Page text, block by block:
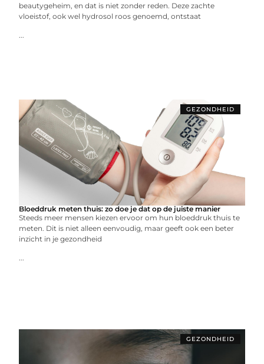
beautygeheim, en dat is niet zonder reden. Deze zachte
vloeistof, ook wel hydrosol roos genoemd, ontstaat
...
GEZONDHEID
Bloeddruk meten thuis: zo doe je dat op de juiste manier
Steeds meer mensen kiezen ervoor om hun bloeddruk thuis te
meten. Dit is niet alleen eenvoudig, maar geeft ook een beter
inzicht in je gezondheid
...
GEZONDHEID